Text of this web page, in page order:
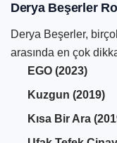
Derya Beşerler
Derya Beşerler,
arasında en çok
EGO (2023)
Kuzgun (2019)
Kısa Bir Ara